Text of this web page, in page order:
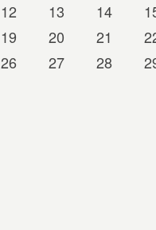
12 13 14
19 20 21
26 27 28